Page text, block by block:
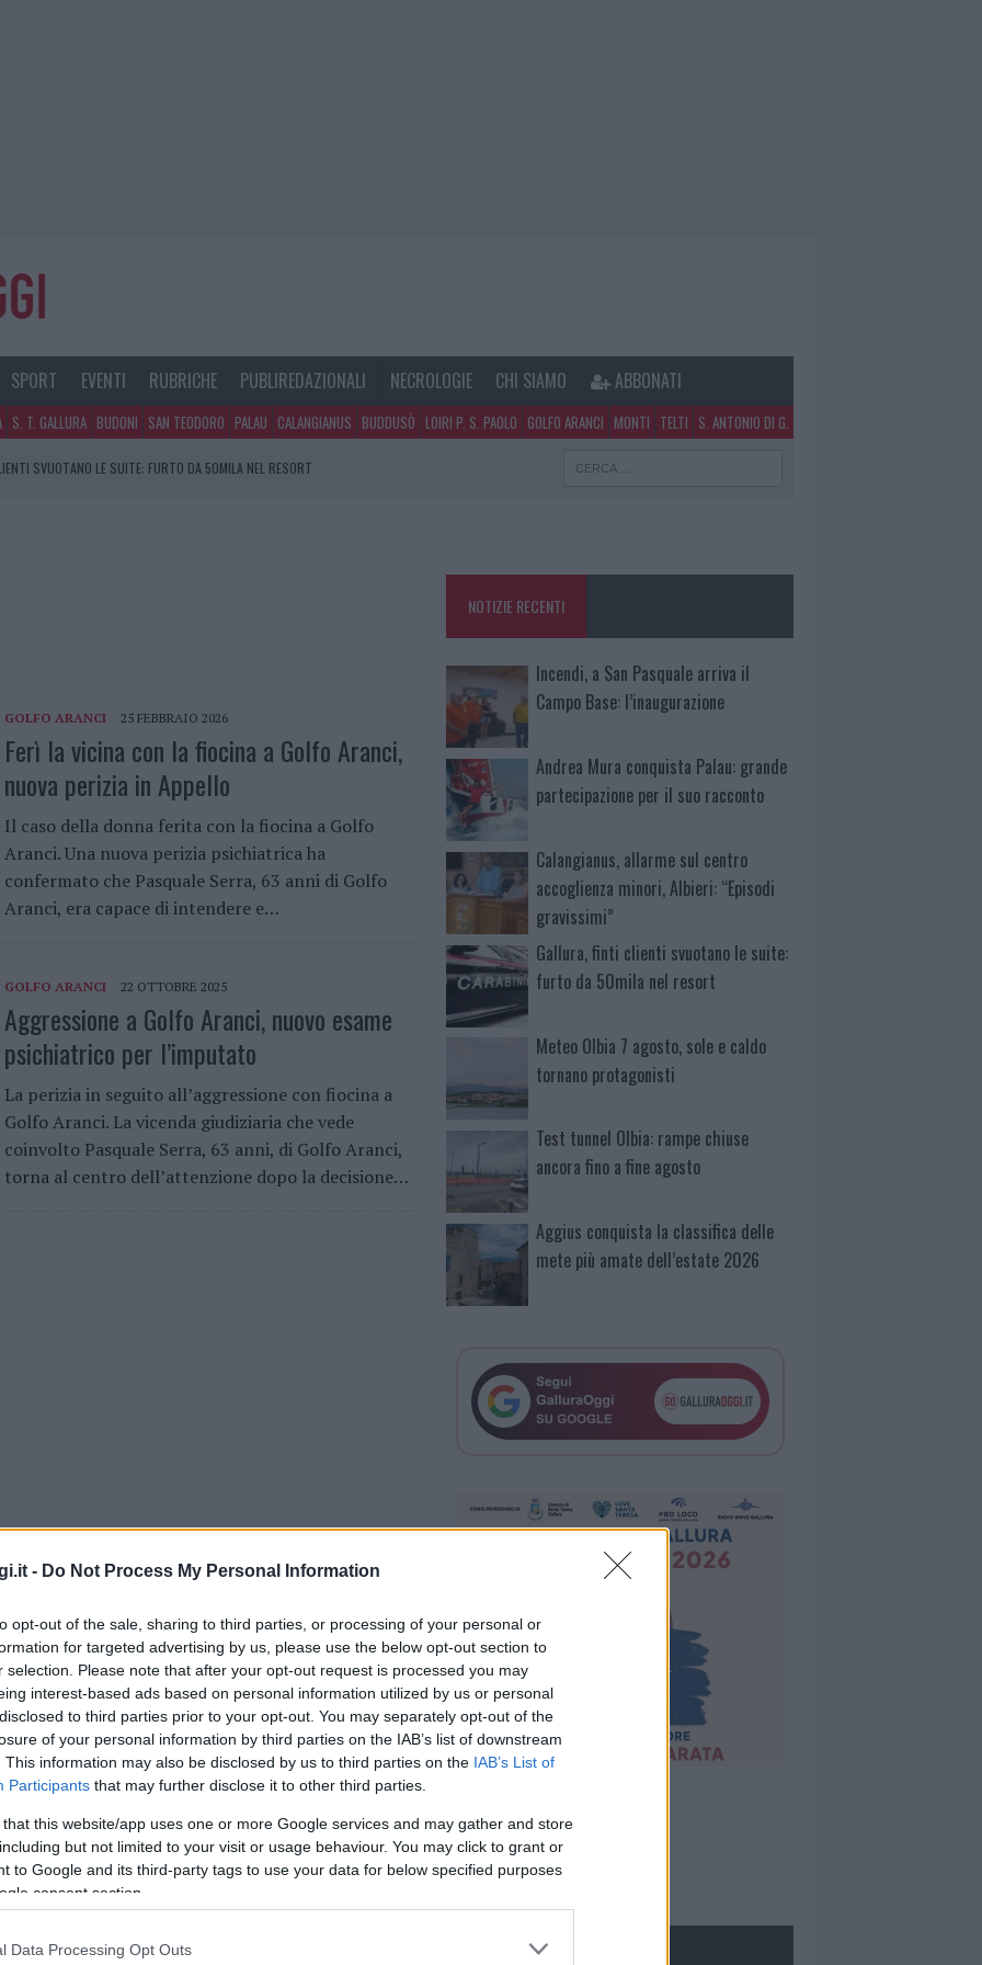
- Do Not Process My Personal Information
opt-out of the sale, sharing to third parties, or processing of your personal or
for targeted advertising by us, please use the below opt-out section to
selection. Please note that after your opt-out request is processed you may
interest-based ads based on personal information utilized by us or personal
to third parties prior to your opt-out. You may separately opt-out of the
of your personal information by third parties on the IAB’s list of downstream
This information may also be disclosed by us to third parties on the IAB’s List of
Participants that may further disclose it to other third parties.
this website/app uses one or more Google services and may gather and store
but not limited to your visit or usage behaviour. You may click to grant or
to Google and its third-party tags to use your data for below specified purposes
consent section.
Data Processing Opt Outs
SPORT EVENTI RUBRICHE PUBLIREDAZIONALI NECROLOGIE CHI SIAMO ABBONATI
S. T. GALLURA BUDONI SAN TEODORO PALAU CALANGIANUS BUDDUSÒ LOIRI P. S. PAOLO GOLFO ARANCI MONTI TELTI S. ANTONIO DI G.
SVUOTANO LE SUITE: FURTO DA 50MILA NEL RESORT
GOLFO ARANCI 25 FEBBRAIO 2026
Ferì la vicina con la fiocina a Golfo Aranci,
nuova perizia in Appello
Il caso della donna ferita con la fiocina a Golfo
Aranci. Una nuova perizia psichiatrica ha
confermato che Pasquale Serra, 63 anni di Golfo
Aranci, era capace di intendere e…
GOLFO ARANCI 22 OTTOBRE 2025
Aggressione a Golfo Aranci, nuovo esame
psichiatrico per l’imputato
La perizia in seguito all’aggressione con fiocina a
Golfo Aranci. La vicenda giudiziaria che vede
coinvolto Pasquale Serra, 63 anni, di Golfo Aranci,
torna al centro dell’attenzione dopo la decisione…
NOTIZIE RECENTI
Incendi, a San Pasquale arriva il
Campo Base: l’inaugurazione
Andrea Mura conquista Palau: grande
partecipazione per il suo racconto
Calangianus, allarme sul centro
accoglienza minori, Albieri: “Episodi
gravissimi”
Gallura, finti clienti svuotano le suite:
furto da 50mila nel resort
Meteo Olbia 7 agosto, sole e caldo
tornano protagonisti
Test tunnel Olbia: rampe chiuse
ancora fino a fine agosto
Aggius conquista la classifica delle
mete più amate dell’estate 2026
NECROLOGIE